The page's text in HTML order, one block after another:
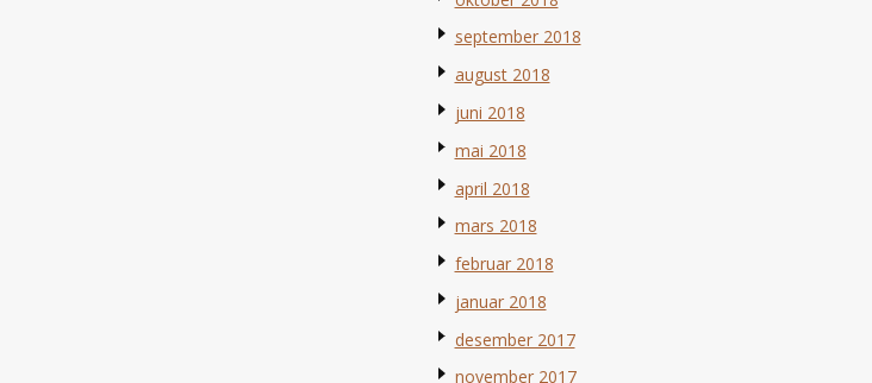
september 2018
august 2018
juni 2018
mai 2018
april 2018
mars 2018
februar 2018
januar 2018
desember 2017
november 2017